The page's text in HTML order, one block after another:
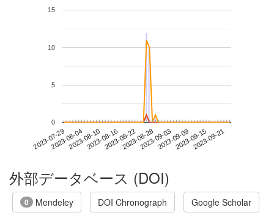
2023-07-292023-08-042023-08-102023-08-162023-08-222023-08-282023-09-032023-09-092023-09-152023-09-21
0
5
10
15
外部データベース (DOI)
0 Mendeley DOI Chronograph Google Scholar